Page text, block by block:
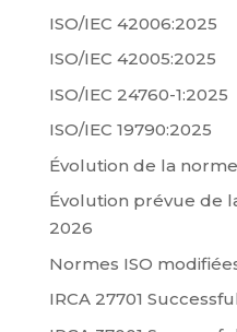
ISO/IEC 42006:2025
ISO/IEC 42005:2025
ISO/IEC 24760-1:2025
ISO/IEC 19790:2025
Évolution de la norme
Évolution prévue de
2026
Normes ISO
IRCA 27701